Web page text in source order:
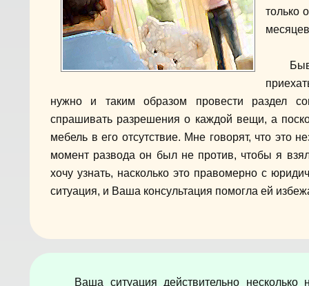
только
нужно и таким образом провести раздел
спрашивать разрешения о каждой вещи, а
мебель в его отсутствие. Мне говорят, что это
момент развода он был не против, чтобы я
хочу узнать, насколько это правомерно с
ситуация, и Ваша консультация помогла ей
Ваша ситуация действительно